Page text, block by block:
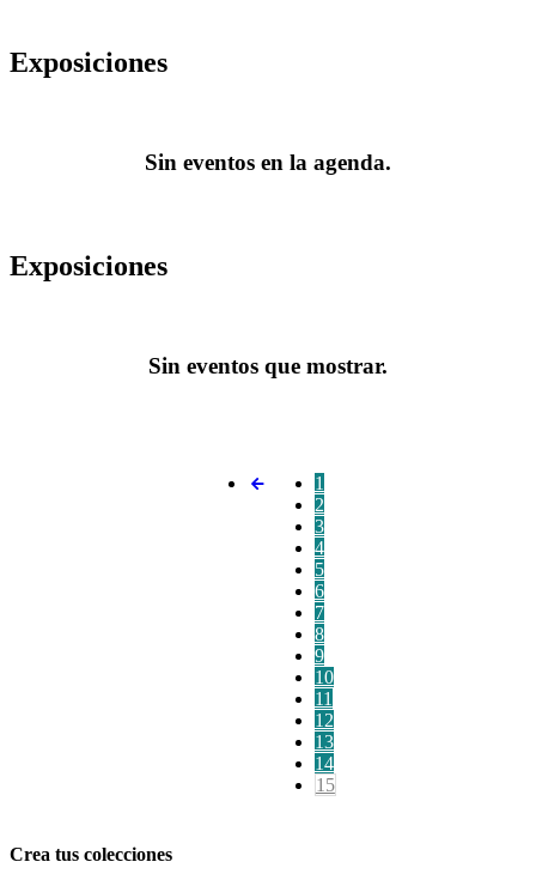
Exposiciones
Sin eventos en la agenda.
Exposiciones
Sin eventos que mostrar.
1
2
3
4
5
6
7
8
9
10
11
12
13
14
15
Crea tus colecciones